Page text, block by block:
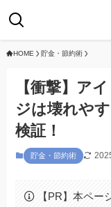
HOME 貯金・節約術
【衝撃】ア
ジは壊れや
検証！
貯金・節約術
【PR】本ペー